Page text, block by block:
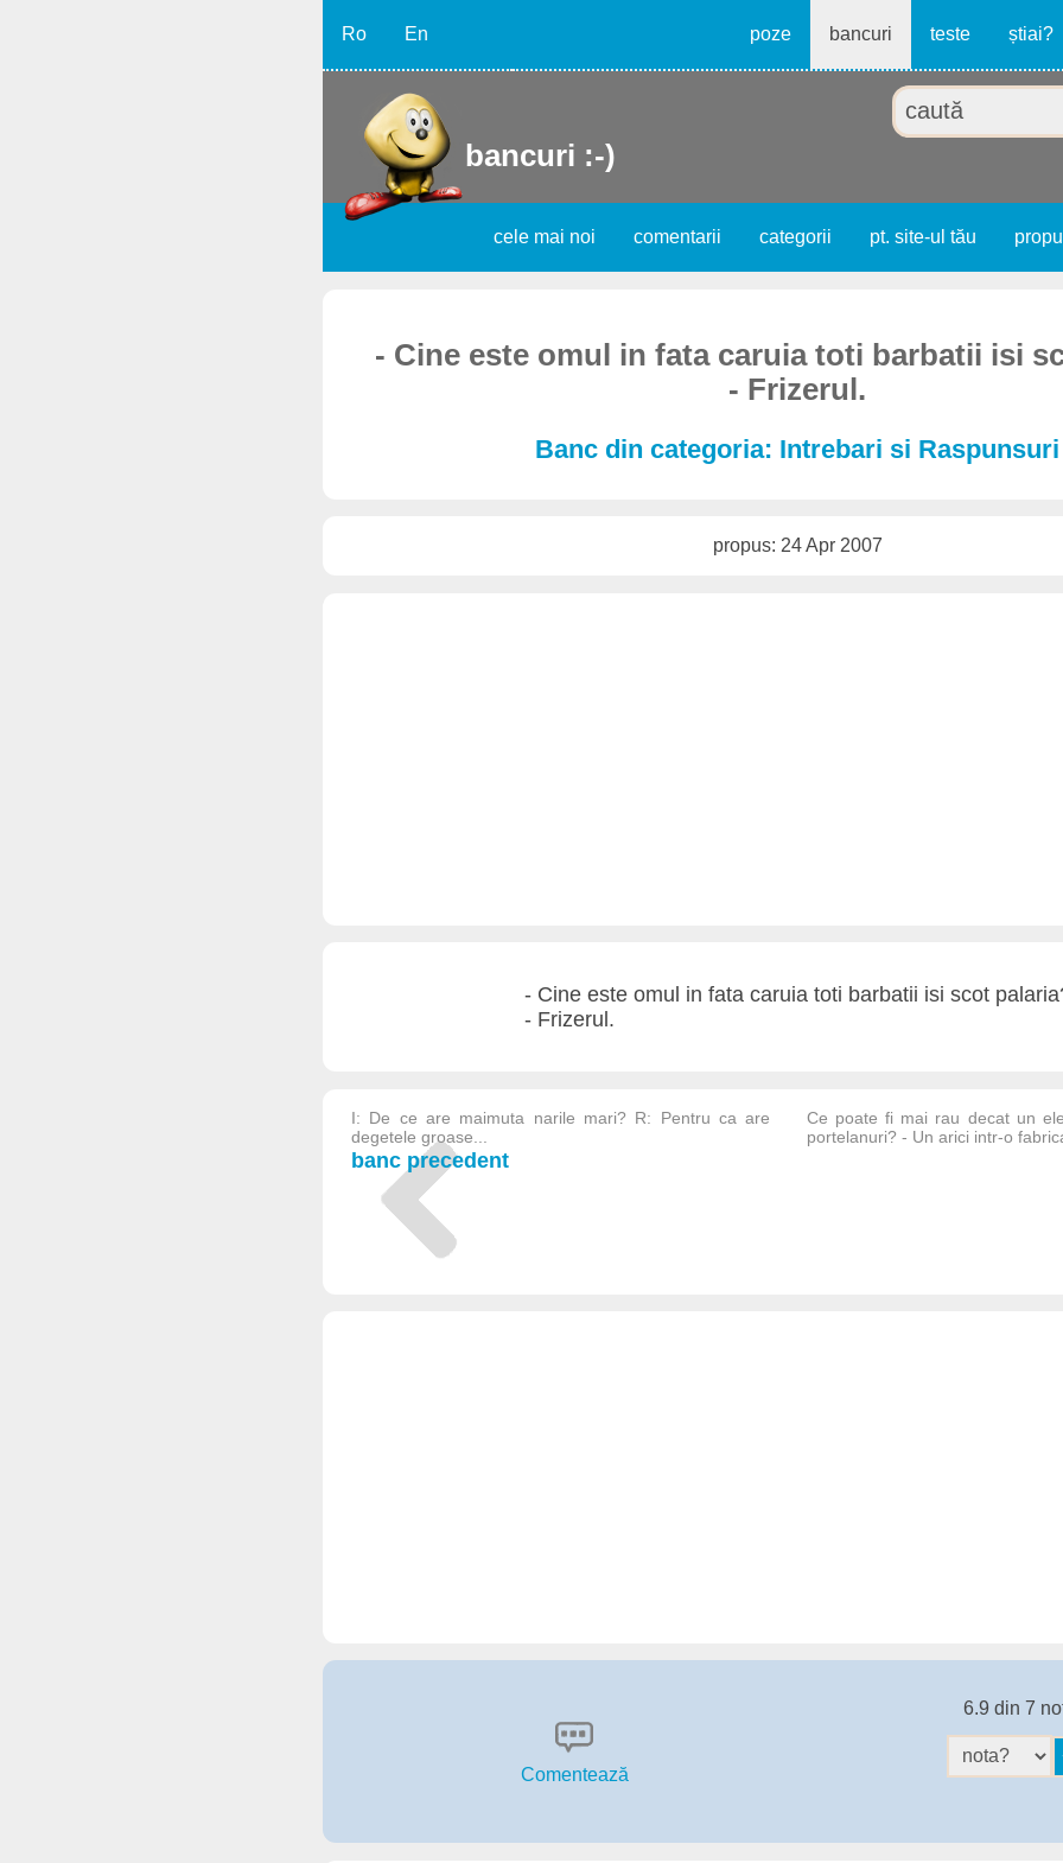
Ro En poze bancuri teste știai?
bancuri :-)
cele mai noi comentarii categorii pt. site-ul tău
- Cine este omul in fata caruia toti barbatii isi
- Frizerul.
Banc din categoria: Intrebari si Raspunsuri
propus: 24 Apr 2007
- Cine este omul in fata caruia toti barbatii isi scot
- Frizerul.
I: De ce are maimuta narile mari? R: Pentru ca are
degetele groase...
banc precedent
Ce poate fi mai rau decat un
portelanuri? - Un arici intr-o
Comentează
6.9 din 7